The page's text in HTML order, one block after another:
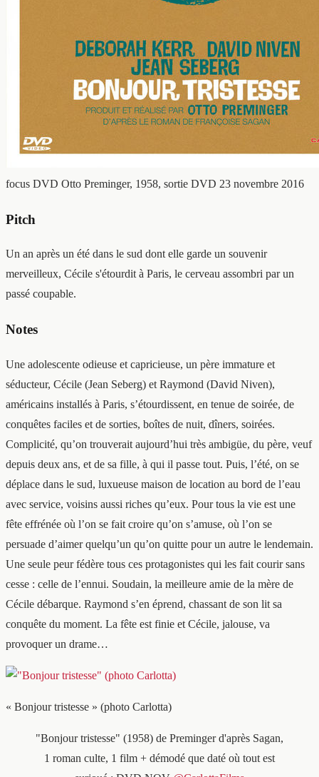
focus DVD Otto Preminger, 1958, sortie DVD 23 novembre 2016
Pitch
Un an après un été dans le sud dont elle garde un souvenir
merveilleux, Cécile s'étourdit à Paris, le cerveau assombri par un
passé coupable.
Notes
Une adolescente odieuse et capricieuse, un père immature et
séducteur, Cécile (Jean Seberg) et Raymond (David Niven),
américains installés à Paris, s’étourdissent, en tenue de soirée, de
conquêtes faciles et de sorties, boîtes de nuit, dîners, soirées.
Complicité, qu’on trouverait aujourd’hui très ambigüe, du père, veuf
depuis deux ans, et de sa fille, à qui il passe tout. Puis, l’été, on se
déplace dans le sud, luxueuse maison de location au bord de l’eau
avec service, voisins aussi riches qu’eux. Pour tous la vie est une
fête effrénée où l’on se fait croire qu’on s’amuse, où l’on se
persuade d’aimer quelqu’un qu’on quitte pour un autre le lendemain.
Une seule peur fédère tous ces protagonistes qui les fait courir sans
cesse : celle de l’ennui. Soudain, la meilleure amie de la mère de
Cécile débarque. Raymond s’en éprend, chassant de son lit sa
conquête du moment. La fête est finie et Cécile, jalouse, va
provoquer un drame…
« Bonjour tristesse » (photo Carlotta)
"Bonjour tristesse" (1958) de Preminger d'après Sagan,
1 roman culte, 1 film + démodé que daté où tout est